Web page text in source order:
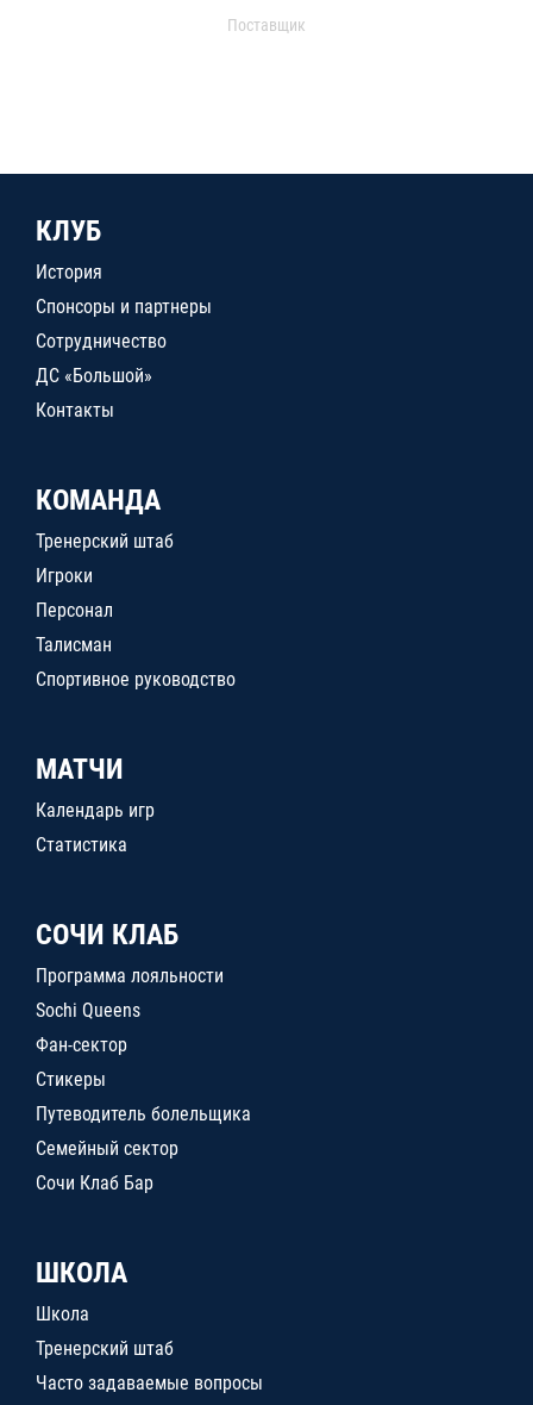
Поставщик
КЛУБ
История
Спонсоры и партнеры
Сотрудничество
ДС «Большой»
Контакты
КОМАНДА
Тренерский штаб
Игроки
Персонал
Талисман
Спортивное руководство
МАТЧИ
Календарь игр
Статистика
СОЧИ КЛАБ
Программа лояльности
Sochi Queens
Фан-сектор
Стикеры
Путеводитель болельщика
Семейный сектор
Сочи Клаб Бар
ШКОЛА
Школа
Тренерский штаб
Часто задаваемые вопросы